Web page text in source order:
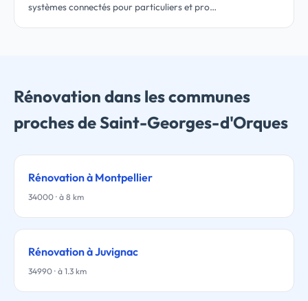
systèmes connectés pour particuliers et pro…
Rénovation dans les communes
proches de Saint-Georges-d'Orques
Rénovation à Montpellier
34000 · à 8 km
Rénovation à Juvignac
34990 · à 1.3 km